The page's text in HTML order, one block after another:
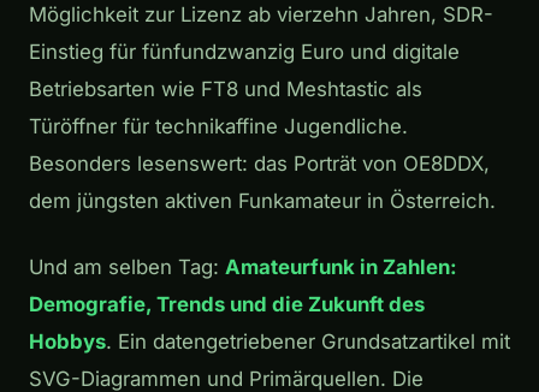
Möglichkeit zur Lizenz ab vierzehn Jahren, SDR-
Einstieg für fünfundzwanzig Euro und digitale
Betriebsarten wie FT8 und Meshtastic als
Türöffner für technikaffine Jugendliche.
Besonders lesenswert: das Porträt von OE8DDX,
dem jüngsten aktiven Funkamateur in Österreich.
Und am selben Tag: Amateurfunk in Zahlen:
Demografie, Trends und die Zukunft des
Hobbys. Ein datengetriebener Grundsatzartikel mit
SVG-Diagrammen und Primärquellen. Die